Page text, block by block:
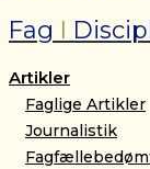
Fag I
Artikler
Faglige Artikler
Journalistik